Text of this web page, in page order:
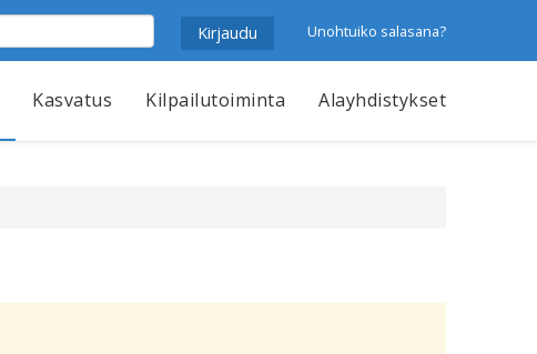
Unohtuiko salasana?
Kasvatus Kilpailutoiminta Alayhdistykset